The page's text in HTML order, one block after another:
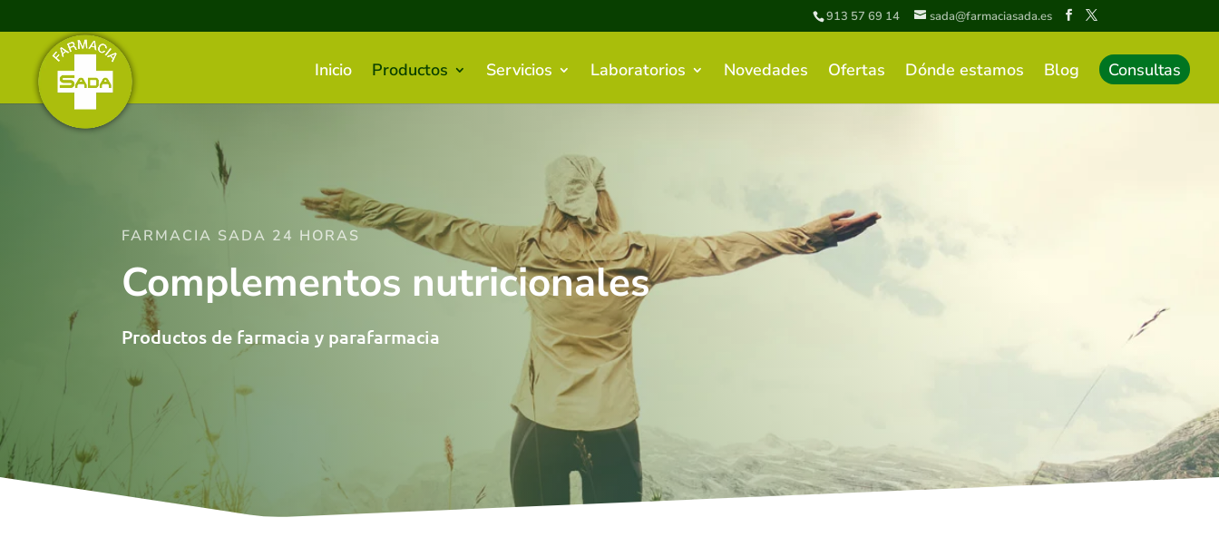
913 57 69 14 sada@farmaciasada.es
Inicio Productos Servicios Laboratorios Novedades Ofertas Dónde estamos Blog Consultas
FARMACIA SADA 24 HORAS
Complementos nutricionales
Productos de farmacia y parafarmacia